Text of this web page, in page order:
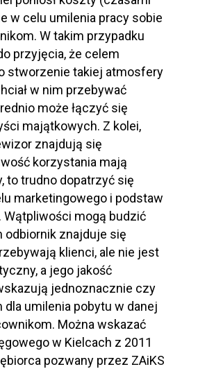
w celu umilenia pracy sobie
W takim przypadku
przyjęcia, że celem
stworzenie takiej atmosfery
w nim przebywać
może łączyć się
majątkowych. Z kolei,
znajdują się
korzystania mają
to trudno dopatrzyć się
marketingowego i podstaw
Wątpliwości mogą budzić
odbiornik znajduje się
klienci, ale nie jest
a jego jakość
jednoznacznie czy
dla umilenia pobytu w danej
Można wskazać
w Kielcach z 2011
pozwany przez ZAiKS